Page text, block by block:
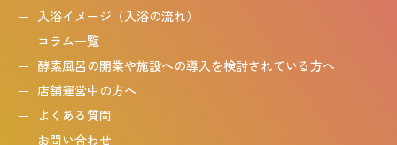
入浴イメージ（入浴の流れ）
コラム一覧
酵素風呂の開業や施設への導入を検討されている方へ
店舗運営中の方へ
よくある質問
お問い合わせ